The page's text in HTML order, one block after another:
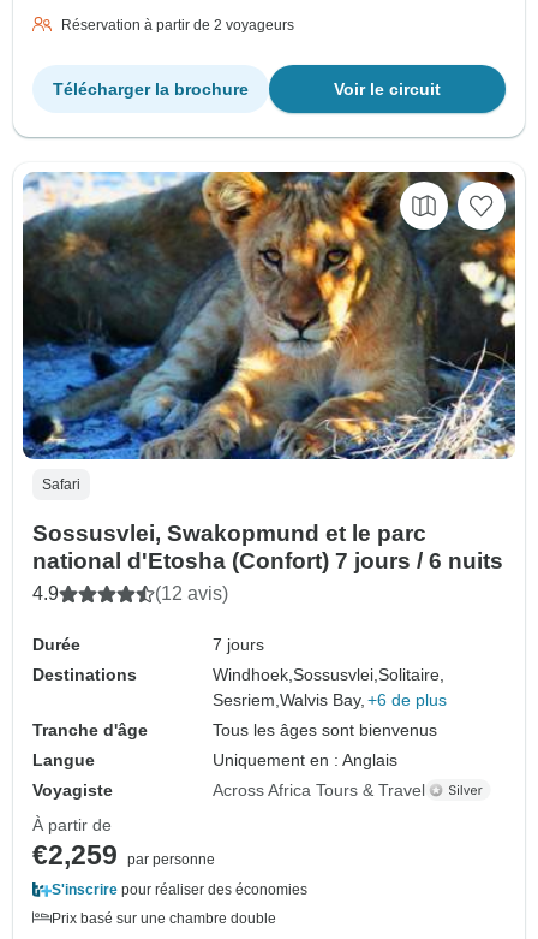
Réservation à partir de 2 voyageurs
Voir le circuit
Télécharger la brochure
Safari
Sossusvlei, Swakopmund et le parc
national d'Etosha (Confort) 7 jours / 6 nuits
4.9 (12 avis)
Durée
7 jours
Destinations
Windhoek,Sossusvlei,Solitaire,
Sesriem,Walvis Bay, +6 de plus
Tranche d'âge
Tous les âges sont bienvenus
Langue
Uniquement en : Anglais
Voyagiste
Across Africa Tours & Travel
À partir de
€2,259
par personne
S'inscrire pour réaliser des économies
Prix basé sur une chambre double